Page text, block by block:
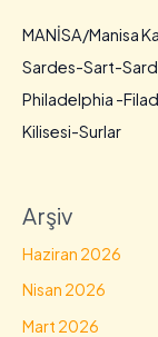
MANİSA/Manisa
Sardes-Sart-
Philadelphia -
Kilisesi-Surlar
Arşiv
Haziran 2026
Nisan 2026
Mart 2026